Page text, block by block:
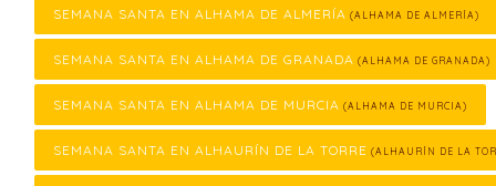
SEMANA SANTA EN ALHAMA DE ALMERÍA (ALHAMA DE ALMERÍA)
SEMANA SANTA EN ALHAMA DE GRANADA (ALHAMA DE GRANADA)
SEMANA SANTA EN ALHAMA DE MURCIA (ALHAMA DE MURCIA)
SEMANA SANTA EN ALHAURÍN DE LA TORRE (ALHAURÍN DE LA